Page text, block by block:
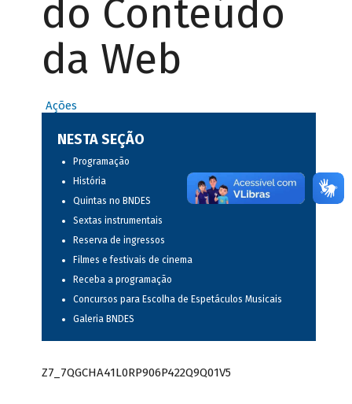
do Conteúdo
da Web
Ações
NESTA SEÇÃO
Programação
História
Quintas no BNDES
Sextas instrumentais
Reserva de ingressos
Filmes e festivais de cinema
Receba a programação
Concursos para Escolha de Espetáculos Musicais
Galeria BNDES
Z7_7QGCHA41L0RP906P422Q9Q01V5